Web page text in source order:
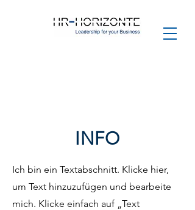
INFO
Ich bin ein Textabschnitt. Klicke hier,
um Text hinzuzufügen und bearbeite
mich. Klicke einfach auf „Text